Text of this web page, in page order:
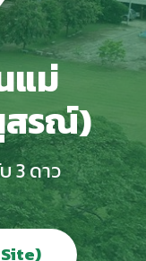
แม่
สรณ์)
3 ดาว